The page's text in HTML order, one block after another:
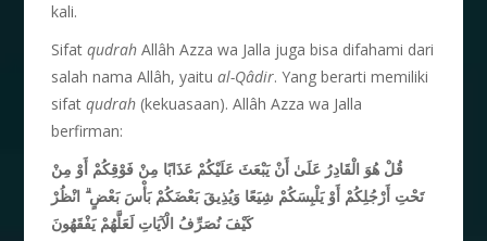
kali.
Sifatqudrah Allâh Azza wa Jalla juga bisa difahami dari
salah nama Allâh, yaitual-Qâdir. Yang berarti memiliki
sifatqudrah (kekuasaan). Allâh Azza wa Jalla
berfirman:
قُلْ هُوَ الْقَادِرُ عَلَىٰ أَنْ يَبْعَثَ عَلَيْكُمْ عَذَابًا مِنْ فَوْقِكُمْ أَوْ مِنْ
تَحْتِ أَرْجُلِكُمْ أَوْ يَلْبِسَكُمْ شِيَعًا وَيُذِيقَ بَعْضَكُمْ بَأْسَ بَعْضٍۗ انْظُرْ
كَيْفَ نُصَرِّفُ الْآيَاتِ لَعَلَّهُمْ يَفْقَهُونَ